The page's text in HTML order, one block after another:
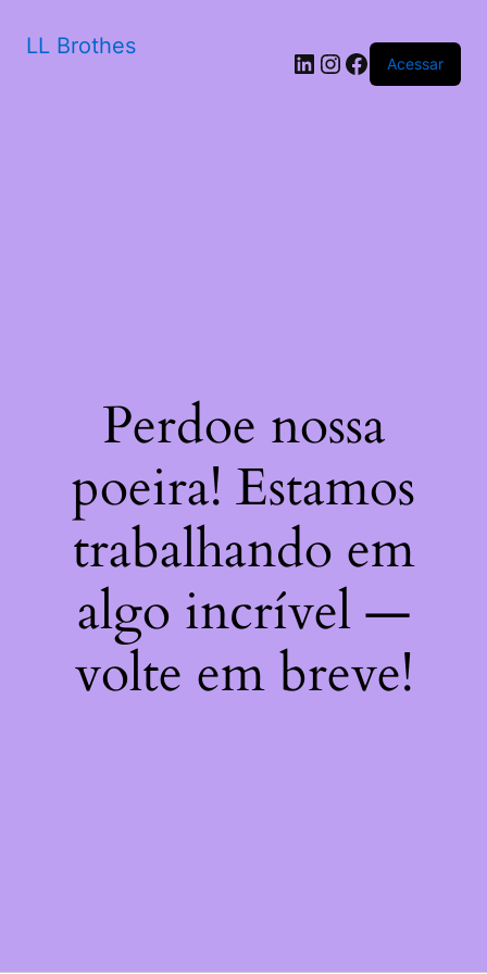
LL Brothes
LinkedIn
Instagram
Facebook
Acessar
Perdoe nossa
poeira! Estamos
trabalhando em
algo incrível —
volte em breve!